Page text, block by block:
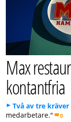
Max
kontantfria
Två av tre
medarbetare."
0